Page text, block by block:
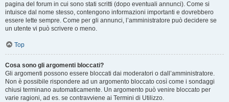
pagina del forum in cui sono stati scritti (dopo eventuali annunci). Come si
intuisce dal nome stesso, contengono informazioni importanti e dovrebbero
essere lette sempre. Come per gli annunci, l’amministratore può decidere se
un utente vi può scrivere o meno.
Top
Cosa sono gli argomenti bloccati?
Gli argomenti possono essere bloccati dai moderatori o dall’amministratore.
Non è possibile rispondere ad un argomento bloccato così come i sondaggi
chiusi terminano automaticamente. Un argomento può venire bloccato per
varie ragioni, ad es. se contravviene ai Termini di Utilizzo.